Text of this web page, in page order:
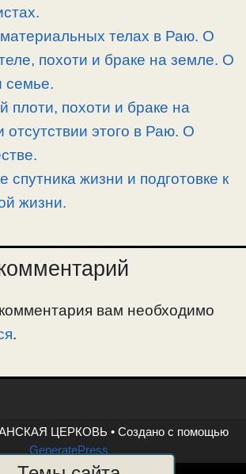
телах в Раю. О
похоти и браке на земле. О
семье.
плоти, похоти и браке на
отсутствии этого в Раю. О
спутника жизни и подготовке к
жизни.
вам необходимо
.
ЦЕРКОВЬ • Создано с помощью
GeneratePress